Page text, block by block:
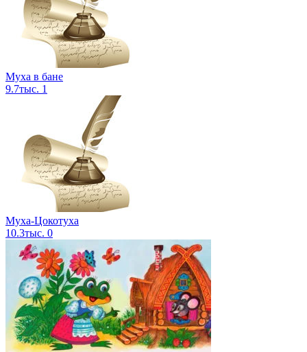
Муха в бане
9.7тыс. 1
Муха-Цокотуха
10.3тыс. 0